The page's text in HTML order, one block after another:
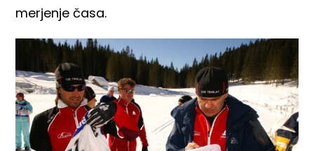
merjenje časa.